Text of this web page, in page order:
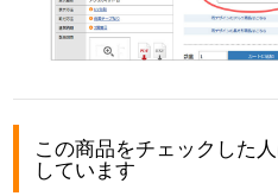
この商品をチェックした
しています